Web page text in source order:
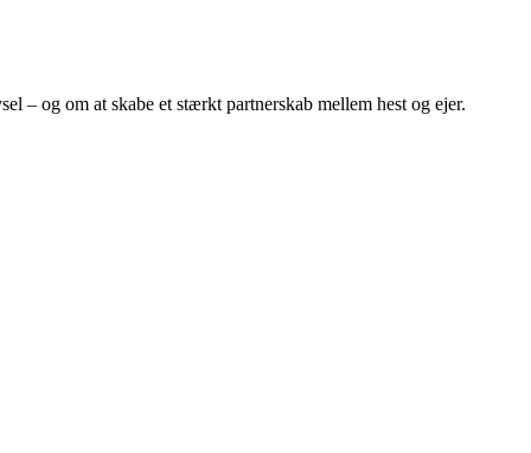
– og om at skabe et stærkt partnerskab mellem hest og ejer.